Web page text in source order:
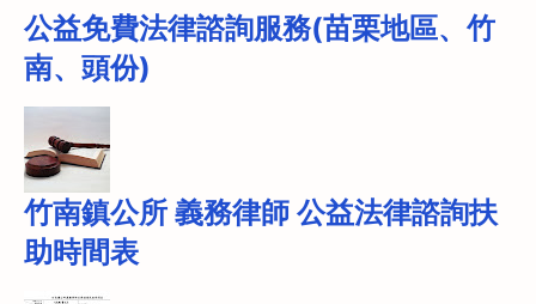
公益免費法律諮詢服務(苗栗地區、竹
南、頭份)
竹南鎮公所 義務律師 公益法律諮詢扶
助時間表